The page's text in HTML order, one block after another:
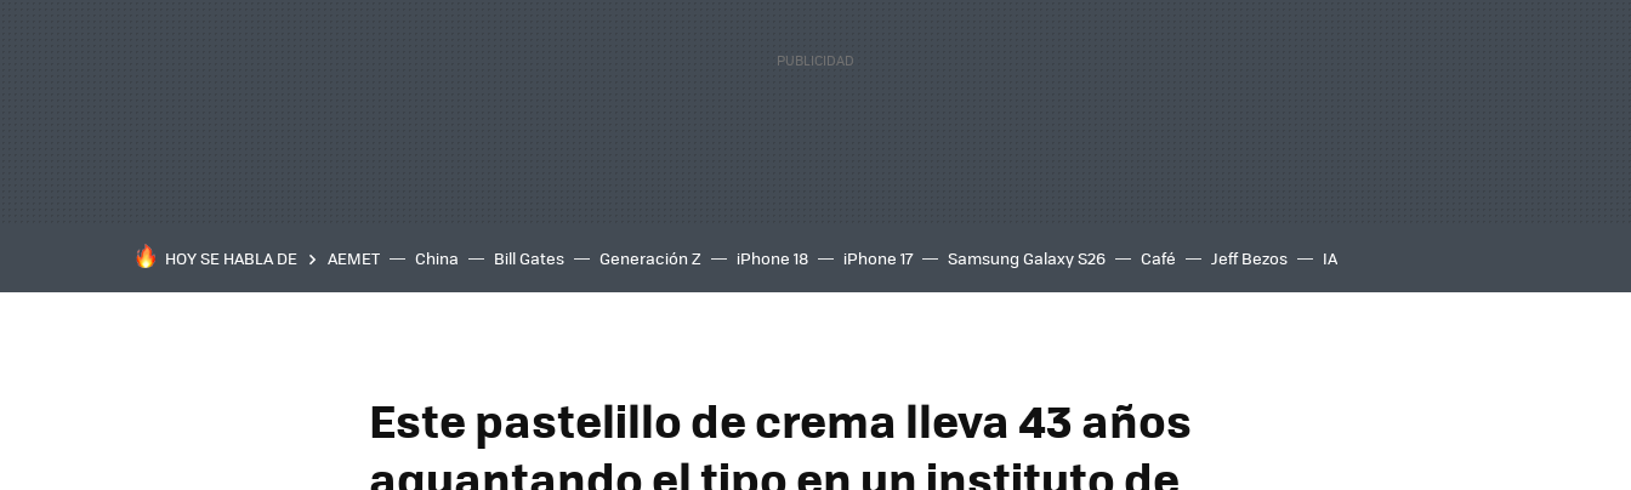
HOY SE HABLA DE AEMET China Bill Gates Generación Z iPhone 18 iPhone 17 Samsung Galaxy S26 Café Jeff Bezos IA
Este pastelillo de crema lleva 43 años